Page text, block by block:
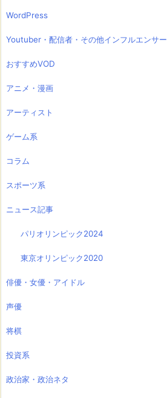
WordPress
Youtuber・配信者・その他インフルエンサー
おすすめVOD
アニメ・漫画
アーティスト
ゲーム系
コラム
スポーツ系
ニュース記事
パリオリンピック2024
東京オリンピック2020
俳優・女優・アイドル
声優
将棋
投資系
政治家・政治ネタ